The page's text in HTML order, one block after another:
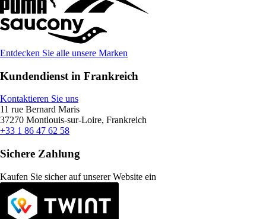
Entdecken Sie alle unsere Marken
Kundendienst in Frankreich
Kontaktieren Sie uns
11 rue Bernard Maris
37270 Montlouis-sur-Loire, Frankreich
+33 1 86 47 62 58
Sichere Zahlung
Kaufen Sie sicher auf unserer Website ein